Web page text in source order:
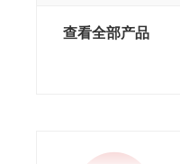
查看全部产品